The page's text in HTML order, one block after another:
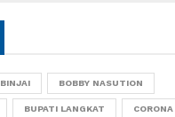
BINJAI BOBBY NASUTION
BUPATI LANGKAT CORONA